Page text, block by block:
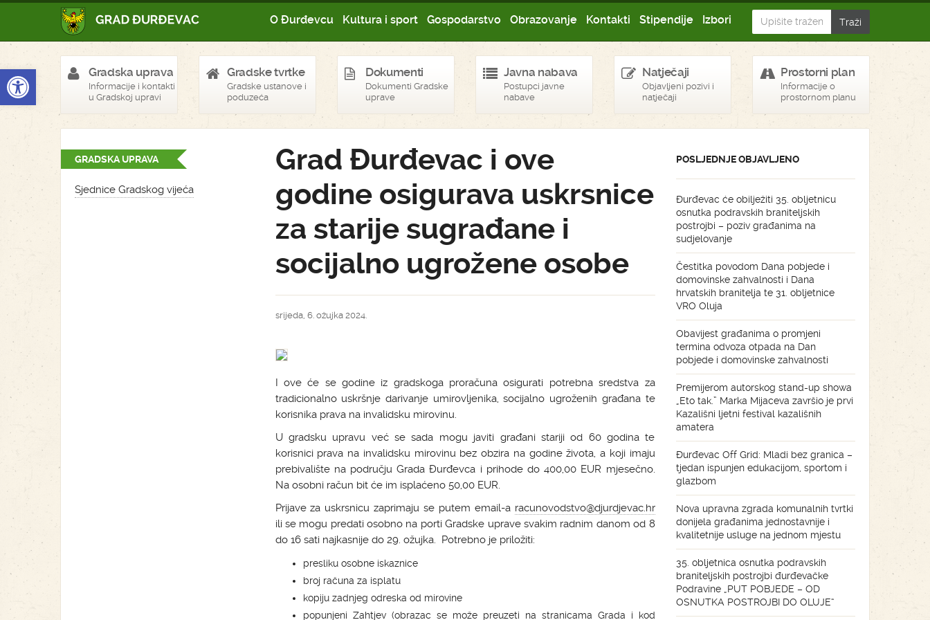
Open toolbar
O Đurđevcu Kultura i sport Gospodarstvo Obrazovanje Kontakti Stipendije Izbori
Gradska uprava
Informacije i kontakti
u Gradskoj upravi
Gradske tvrtke
Gradske ustanove i
poduzeća
Dokumenti
Dokumenti Gradske
uprave
Javna nabava
Postupci javne
nabave
Natječaji
Objavljeni pozivi i
natječaji
Prostorni plan
Informacije o
prostornom planu
GRADSKA UPRAVA
Sjednice Gradskog vijeća
Grad Đurđevac i ove
godine osigurava uskrsnice
za starije sugrađane i
socijalno ugrožene osobe
srijeda, 6. ožujka 2024.
I ove će se godine iz gradskoga proračuna osigurati potrebna sredstva za
tradicionalno uskršnje darivanje umirovljenika, socijalno ugroženih građana te
korisnika prava na invalidsku mirovinu.
U gradsku upravu već se sada mogu javiti građani stariji od 60 godina te
korisnici prava na invalidsku mirovinu bez obzira na godine života, a koji imaju
prebivalište na području Grada Đurđevca i prihode do 400,00 EUR mjesečno.
Na osobni račun bit će im isplaćeno 50,00 EUR.
Prijave za uskrsnicu zaprimaju se putem email-a racunovodstvo@djurdjevac.hr
ili se mogu predati osobno na porti Gradske uprave svakim radnim danom od 8
do 16 sati najkasnije do 29. ožujka. Potrebno je priložiti:
presliku osobne iskaznice
broj računa za isplatu
kopiju zadnjeg odreska od mirovine
popunjeni Zahtjev (obrazac se može preuzeti na stranicama Grada i kod
POSLJEDNJE OBJAVLJENO
Đurđevac će obilježiti 35. obljetnicu
osnutka podravskih braniteljskih
postrojbi – poziv građanima na
sudjelovanje
Čestitka povodom Dana pobjede i
domovinske zahvalnosti i Dana
hrvatskih branitelja te 31. obljetnice
VRO Oluja
Obavijest građanima o promjeni
termina odvoza otpada na Dan
pobjede i domovinske zahvalnosti
Premijerom autorskog stand-up showa
„Eto tak.” Marka Mijaceva završio je prvi
Kazališni ljetni festival kazališnih
amatera
Đurđevac Off Grid: Mladi bez granica –
tjedan ispunjen edukacijom, sportom i
glazbom
Nova upravna zgrada komunalnih tvrtki
donijela građanima jednostavnije i
kvalitetnije usluge na jednom mjestu
35. obljetnica osnutka podravskih
braniteljskih postrojbi đurđevačke
Podravine „PUT POBJEDE – OD
OSNUTKA POSTROJBI DO OLUJE“